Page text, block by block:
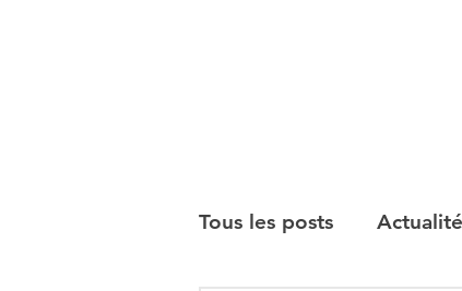
Tous les posts Actualité